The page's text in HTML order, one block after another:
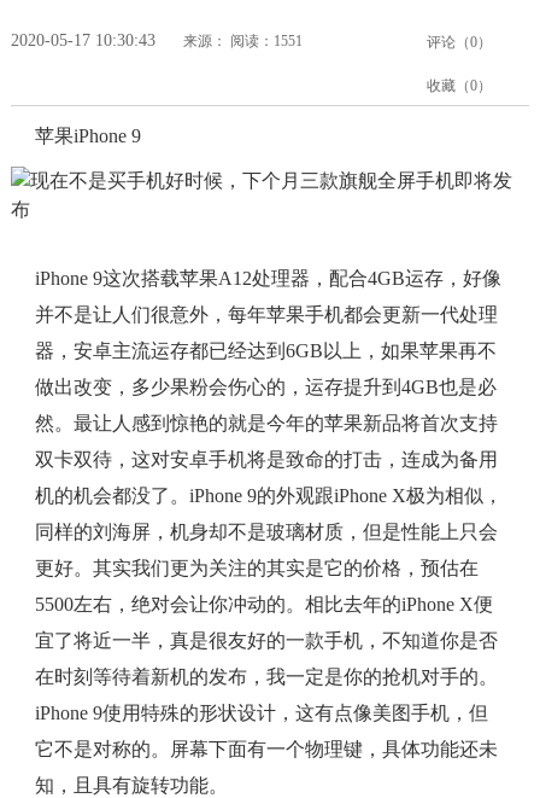
2020-05-17 10:30:43 来源： 阅读：1551 评论（0）
收藏（0）
苹果iPhone 9
iPhone 9这次搭载苹果A12处理器，配合4GB运存，好像
并不是让人们很意外，每年苹果手机都会更新一代处理
器，安卓主流运存都已经达到6GB以上，如果苹果再不
做出改变，多少果粉会伤心的，运存提升到4GB也是必
然。最让人感到惊艳的就是今年的苹果新品将首次支持
双卡双待，这对安卓手机将是致命的打击，连成为备用
机的机会都没了。iPhone 9的外观跟iPhone X极为相似，
同样的刘海屏，机身却不是玻璃材质，但是性能上只会
更好。其实我们更为关注的其实是它的价格，预估在
5500左右，绝对会让你冲动的。相比去年的iPhone X便
宜了将近一半，真是很友好的一款手机，不知道你是否
在时刻等待着新机的发布，我一定是你的抢机对手的。
iPhone 9使用特殊的形状设计，这有点像美图手机，但
它不是对称的。屏幕下面有一个物理键，具体功能还未
知，且具有旋转功能。